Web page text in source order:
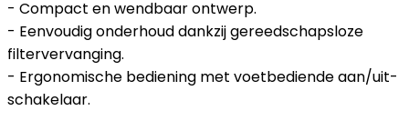
- Compact en wendbaar ontwerp.
- Eenvoudig onderhoud dankzij gereedschapsloze
filtervervanging.
- Ergonomische bediening met voetbediende aan/uit-
schakelaar.